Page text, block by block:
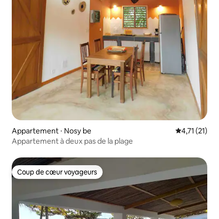
Appartement ⋅ Nosy be Évaluation
4,71 (21)
Appartement à deux pas de la plage
Coup de cœur voyageurs
Coup de cœur voyageurs